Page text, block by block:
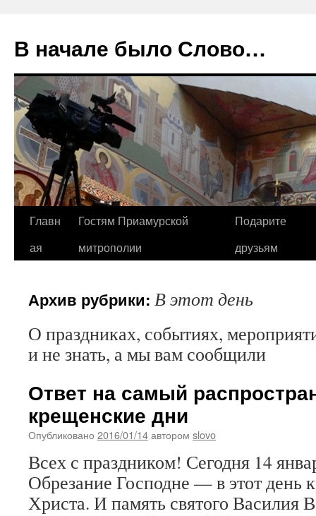
В начале было Слово…
Перейти
Главн
ая
Гостям Приамурской
митрополии
Подарите
друзьям
Архив рубрики: В этот день
О праздниках, событиях,
и не знать, а мы вам сообщили
Ответ на самый
крещенские дни
Опубликовано 2016/01/14автором slovo
Всех с праздником! Сегодня 14
Обрезание Господне — в этот день
Христа. И память святого Василия